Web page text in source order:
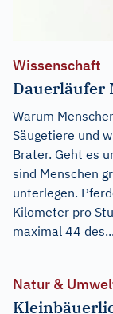
Wissenschaft
Dauerläufer
Warum
Säugetiere und
Brater. Geht es
sind Menschen
unterlegen.
Kilometer pro
maximal 44 des...
Natur &